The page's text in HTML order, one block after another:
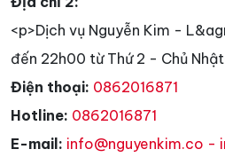
<p>Dịch vụ Nguyễn Kim -
đến 22h00 từ Thứ 2 - Chủ
Điện thoại: 0862016871
Hotline: 0862016871
E-mail: info@nguyenkim.co -